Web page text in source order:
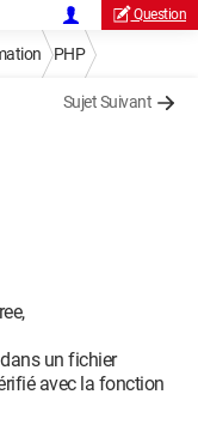
Question
PHP
Sujet Suivant
un fichier
avec la fonction